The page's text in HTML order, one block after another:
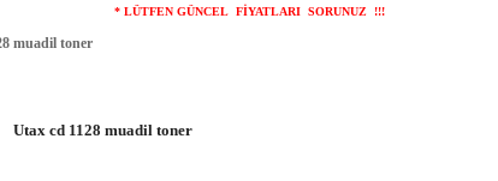
* LÜTFEN GÜNCEL FİYATLARI SORUNUZ !!!
muadil toner
Utax cd 1128 muadil toner